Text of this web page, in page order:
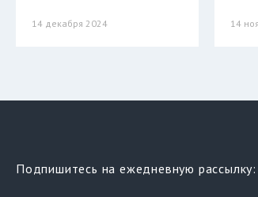
14 декабря 2024 14
Подпишитесь на ежедневную рассылку: